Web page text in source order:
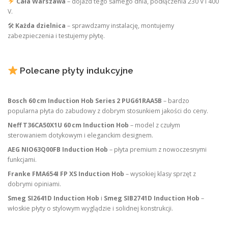
V.
🛠 Każda dzielnica – sprawdzamy instalację, montujemy
zabezpieczenia i testujemy płytę.
Polecane płyty indukcyjne
Bosch 60 cm Induction Hob Series 2 PUG61RAA5B – bardzo
popularna płyta do zabudowy z dobrym stosunkiem jakości do ceny.
Neff T36CA50X1U 60 cm Induction Hob – model z czułym
sterowaniem dotykowym i eleganckim designem.
AEG NIO63Q00FB Induction Hob – płyta premium z nowoczesnymi
funkcjami.
Franke FMA654I FP XS Induction Hob – wysokiej klasy sprzęt z
dobrymi opiniami.
Smeg SI2641D Induction Hob i Smeg SIB2741D Induction Hob –
włoskie płyty o stylowym wyglądzie i solidnej konstrukcji.